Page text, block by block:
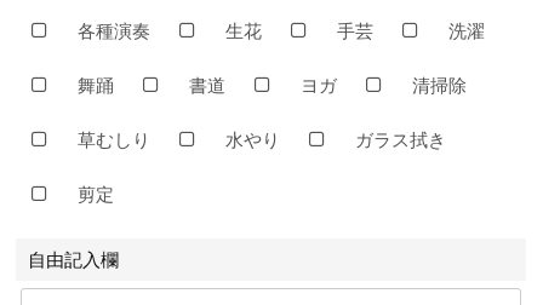
各種演奏 生花 手芸 洗濯
舞踊 書道 ヨガ 清掃除
草むしり 水やり ガラス拭き
剪定
自由記入欄